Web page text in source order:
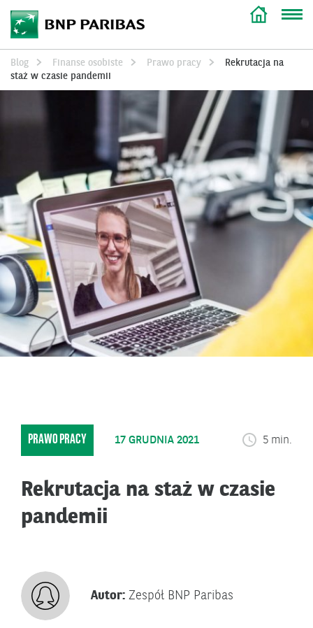
Blog Finanse osobiste Prawo pracy
Rekrutacja na
staż w czasie pandemii
PRAWO PRACY 17 GRUDNIA 2021 5 min.
Rekrutacja na staż w czasie
pandemii
Autor: Zespół BNP Paribas